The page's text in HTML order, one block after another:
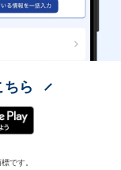
ちら
です。